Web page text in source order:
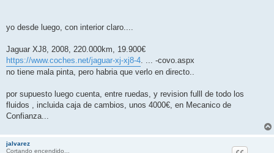
e
yo desde luego, con interior claro....
Jaguar XJ8, 2008, 220.000km, 19.900€
https://www.coches.net/jaguar-xj-xj8-4 . ... -covo.aspx
no tiene mala pinta, pero habria que verlo en directo..
por supuesto luego cuenta, entre ruedas, y revision fulll de todo los
fluidos , incluida caja de cambios, unos 4000€, en Mecanico de
Confianza...
jalvarez
Cortando encendido...